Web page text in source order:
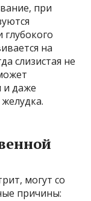
при
глубокого
на
слизистая не
и даже
могут со
причины: